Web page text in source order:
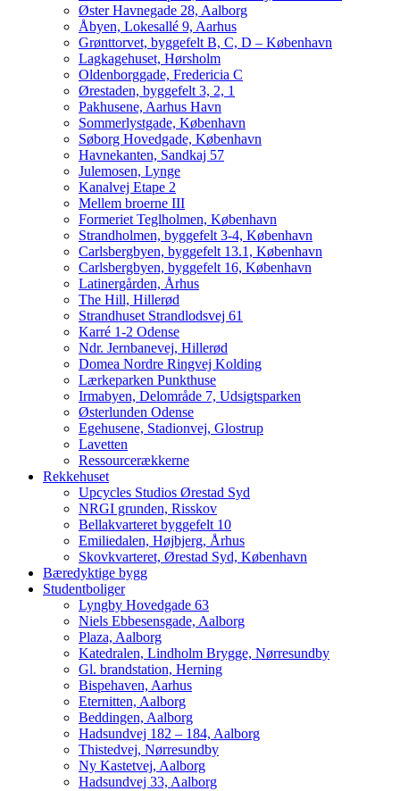
Øster Havnegade 28, Aalborg
Åbyen, Lokesallé 9, Aarhus
Grønttorvet, byggefelt B, C, D – København
Lagkagehuset, Hørsholm
Oldenborggade, Fredericia C
Ørestaden, byggefelt 3, 2, 1
Pakhusene, Aarhus Havn
Sommerlystgade, København
Søborg Hovedgade, København
Havnekanten, Sandkaj 57
Julemosen, Lynge
Kanalvej Etape 2
Mellem broerne III
Formeriet Teglholmen, København
Strandholmen, byggefelt 3-4, København
Carlsbergbyen, byggefelt 13.1, København
Carlsbergbyen, byggefelt 16, København
Latinergården, Århus
The Hill, Hillerød
Strandhuset Strandlodsvej 61
Karré 1-2 Odense
Ndr. Jernbanevej, Hillerød
Domea Nordre Ringvej Kolding
Lærkeparken Punkthuse
Irmabyen, Delområde 7, Udsigtsparken
Østerlunden Odense
Egehusene, Stadionvej, Glostrup
Lavetten
Ressourcerækkerne
Rekkehuset
Upcycles Studios Ørestad Syd
NRGI grunden, Risskov
Bellakvarteret byggefelt 10
Emiliedalen, Højbjerg, Århus
Skovkvarteret, Ørestad Syd, København
Bæredyktige bygg
Studentboliger
Lyngby Hovedgade 63
Niels Ebbesensgade, Aalborg
Plaza, Aalborg
Katedralen, Lindholm Brygge, Nørresundby
Gl. brandstation, Herning
Bispehaven, Aarhus
Eternitten, Aalborg
Beddingen, Aalborg
Hadsundvej 182 – 184, Aalborg
Thistedvej, Nørresundby
Ny Kastetvej, Aalborg
Hadsundvej 33, Aalborg